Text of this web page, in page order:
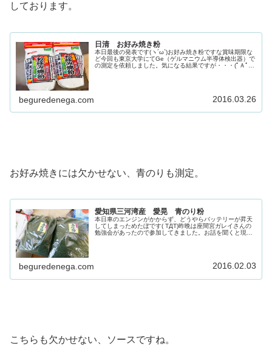
しております。
日清 お好み焼き粉
本日最後の発表です(ヽ´ω`)お好み焼き粉ですな賞味期限な
ど今回も東京大学にてGe（ゲルマニウム半導体検出器）で
の測定を依頼しました。気になる結果ですが・・・(ﾟＡﾟ;)
beguredenega.com 2016.03.26
お好み焼きには欠かせない、青のりも測定。
愛知県三河湾産 愛晃 青のり粉
本日車のエンジンがかからず、どうやらバッテリーが昇天
してしまっためたぼです( TДT)昨晩は座間宮ガレイさんの
勉強会があったので参加してきました。お話を聞くと現在
beguredenega.com 2016.02.03
こちらも欠かせない、ソースですね。